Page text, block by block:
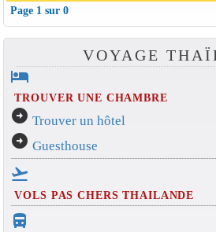
Page 1 sur 0
VOYAGE
hotel
TROUVER UNE CHAMBRE
arrow_circle_right Trouver un hôtel
arrow_circle_right Guesthouse
flight_takeoff
VOLS PAS CHERS THAILANDE
directions_bus_filled